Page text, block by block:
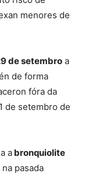
menores de
de setembro a
de forma
fóra da
de setembro de
a bronquiolite
pasada